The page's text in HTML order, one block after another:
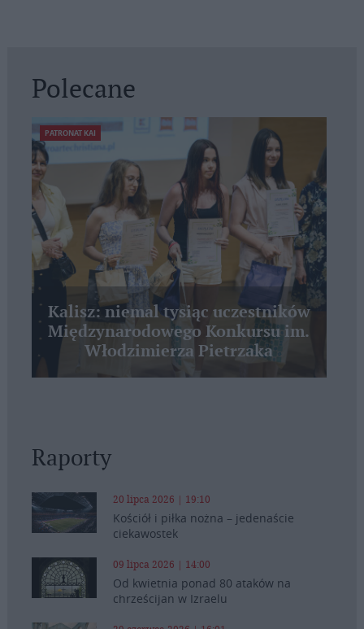
Polecane
PATRONAT KAI
Kalisz: niemal tysiąc uczestników
Międzynarodowego Konkursu im.
Włodzimierza Pietrzaka
Raporty
20 lipca 2026 | 19:10
Kościół i piłka nożna – jedenaście
ciekawostek
09 lipca 2026 | 14:00
Od kwietnia ponad 80 ataków na
chrześcijan w Izraelu